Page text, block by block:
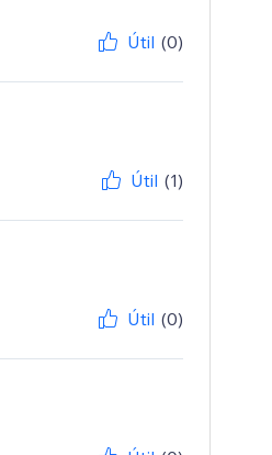
Útil (0)
Útil (1)
Útil (0)